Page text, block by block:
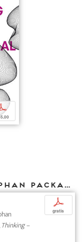
Weitere Texte von Stephan Packard bei DIAPHANES
Thinking –
p
gratis